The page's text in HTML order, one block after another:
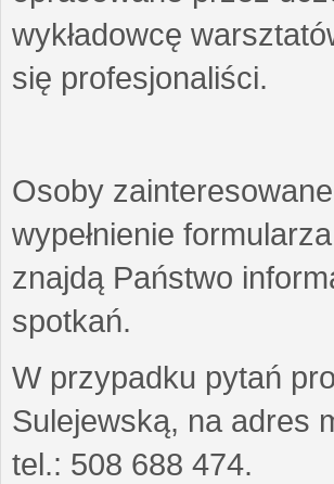
wykładowcę
się profesjonaliści.
Osoby
wypełnienie
znajdą Państwo
spotkań.
W przypadku pytań
Sulejewską, na adres
tel.: 508 688 474.